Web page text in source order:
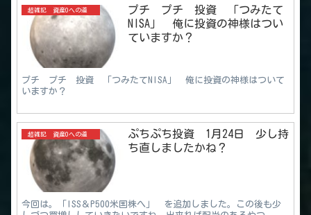
超雑記 資産0への道
プチ プチ 投資 「つみたて
NISA」 俺に投資の神様はつい
ていますか？
プチ プチ 投資 「つみたてNISA」 俺に投資の神様はついて
いますか？
超雑記 資産0への道
ぷちぷち投資 1月24日 少し持
ち直しましたかね？
今回は。「ISS＆P500米国株へ」 を追加しました。この後も少